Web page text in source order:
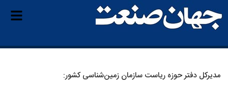
مدیرکل دفتر حوزه ریاست سازمان زمین‌شناسی کشور: